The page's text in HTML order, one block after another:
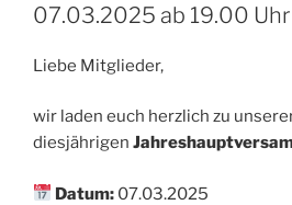
07.03.2025 ab 19.00 Uhr
Liebe Mitglieder,
wir laden euch herzlich zu
diesjährigen
Datum: 07.03.2025